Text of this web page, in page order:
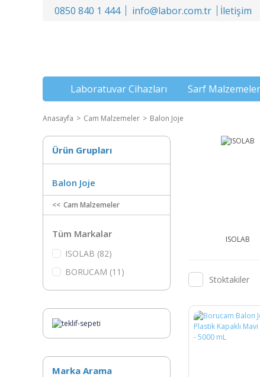
0850 840 1 444 info@labor.com.tr İletişim
Laboratuvar Cihazları Sarf Malzemeler
Anasayfa Cam Malzemeler Balon Joje
Ürün Grupları
Balon Joje
Cam Malzemeler
Tüm Markalar
ISOLAB (82)
BORUCAM (11)
Marka Arama
ISOLAB
Stoktakiler